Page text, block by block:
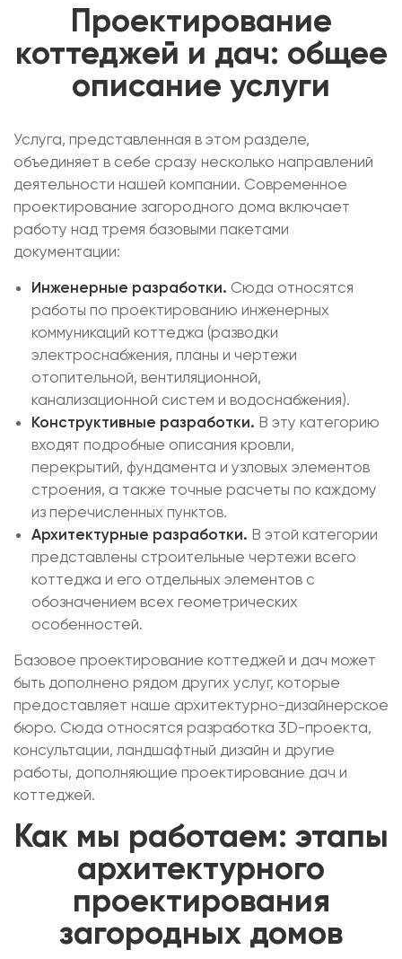
Проектирование
коттеджей и дач: общее
описание услуги
Услуга, представленная в этом разделе,
объединяет в себе сразу несколько направлений
деятельности нашей компании. Современное
проектирование загородного дома включает
работу над тремя базовыми пакетами
документации:
Инженерные разработки. Сюда относятся
работы по проектированию инженерных
коммуникаций коттеджа (разводки
электроснабжения, планы и чертежи
отопительной, вентиляционной,
канализационной систем и водоснабжения).
Конструктивные разработки. В эту категорию
входят подробные описания кровли,
перекрытий, фундамента и узловых элементов
строения, а также точные расчеты по каждому
из перечисленных пунктов.
Архитектурные разработки. В этой категории
представлены строительные чертежи всего
коттеджа и его отдельных элементов с
обозначением всех геометрических
особенностей.
Базовое проектирование коттеджей и дач может
быть дополнено рядом других услуг, которые
предоставляет наше архитектурно-дизайнерское
бюро. Сюда относятся разработка 3D-проекта,
консультации, ландшафтный дизайн и другие
работы, дополняющие проектирование дач и
коттеджей.
Как мы работаем: этапы
архитектурного
проектирования
загородных домов